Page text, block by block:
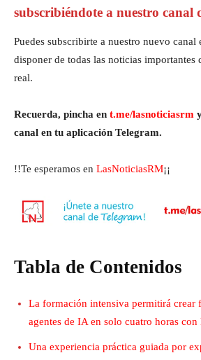
subscribiéndote a nuestro canal
Puedes subscribirte a nuestro nuevo canal
disponer de todas las noticias importantes
real.
Recuerda, pincha en t.me/lasnoticiasrm
canal en tu aplicación Telegram.
!!Te esperamos en LasNoticiasRM¡¡
Tabla de Contenidos
La formación intensiva permitirá crear
agentes de IA en solo cuatro horas con
Una experiencia práctica guiada por